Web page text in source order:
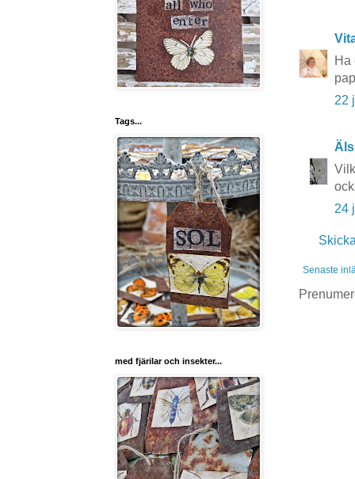
Ha
22
24
Senaste
Tags...
med fjärilar och insekter...